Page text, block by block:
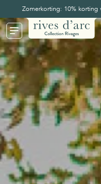
Zomerkorting: 10%